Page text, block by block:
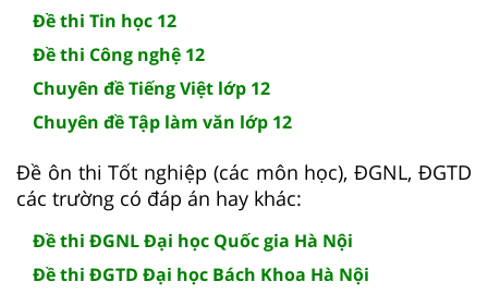
Đề thi Tin học 12
Đề thi Công nghệ 12
Chuyên đề Tiếng Việt lớp 12
Chuyên đề Tập làm văn lớp 12
Đề ôn thi Tốt nghiệp (các môn học), ĐGNL, ĐGTD
các trường có đáp án hay khác:
Đề thi ĐGNL Đại học Quốc gia Hà Nội
Đề thi ĐGTD Đại học Bách Khoa Hà Nội